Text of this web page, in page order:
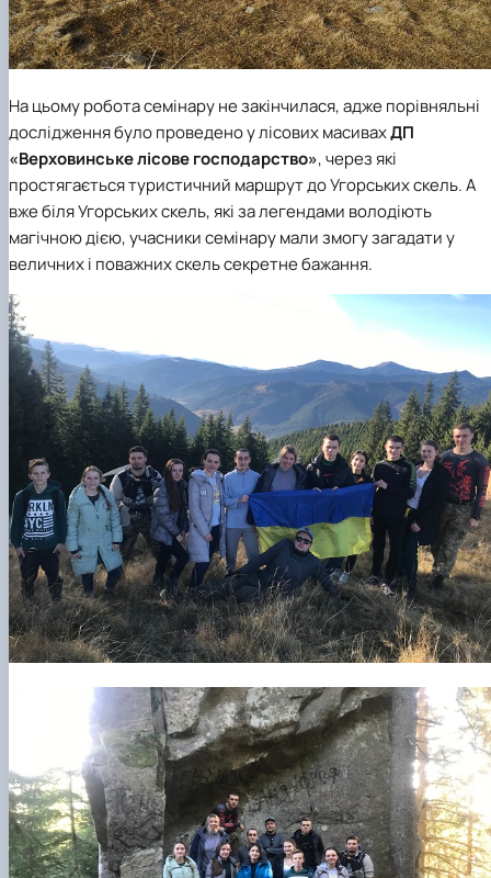
На цьому робота семінару не закінчилася, адже порівняльні
дослідження було проведено у лісових масивахДП
«Верховинське лісове господарство», через які
простягається туристичний маршрут до Угорських скель. А
вже біля Угорських скель, які за легендами володіють
магічною дією, учасники семінару мали змогу загадати у
величних і поважних скель секретне бажання.